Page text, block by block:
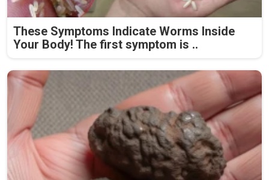
These Symptoms Indicate Worms Inside
Your Body! The first symptom is ..